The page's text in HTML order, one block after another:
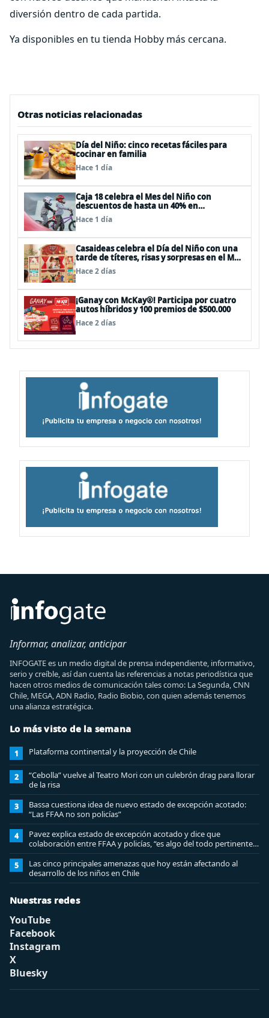
diversión dentro de cada partida.
Ya disponibles en tu tienda Hobby más cercana.
Otras noticias relacionadas
Día del Niño: cinco recetas fáciles para
cocinar en familia
Hace 1 día
Caja 18 celebra el Mes del Niño con
descuentos de hasta un 40% en
panoramas, cine, shows y streaming
Hace 1 día
Casaideas celebra el Día del Niño con una
tarde de títeres, risas y sorpresas en el Mall
Plaza Vespucio
Hace 2 días
¡Ganay con McKay®! Participa por cuatro
autos híbridos y 100 premios de $500.000
Hace 2 días
Informar, analizar, anticipar
INFOGATE es un medio digital de prensa independiente, informativo,
serio y creíble, así dan cuenta las referencias a notas periodística que
hacen otros medios de comunicación tales como: La Segunda, CNN
Chile, MEGA, ADN Radio, Radio Biobio, con quien además tenemos
una alianza estratégica.
Lo más visto de la semana
1 Plataforma continental y la proyección de Chile
2
“Cebolla” vuelve al Teatro Mori con un culebrón drag para llorar
de la risa
3
Bassa cuestiona idea de nuevo estado de excepción acotado:
“Las FFAA no son policías”
4
Pavez explica estado de excepción acotado y dice que
colaboración entre FFAA y policías, “es algo del todo pertinente
analizar”
5
Las cinco principales amenazas que hoy están afectando al
desarrollo de los niños en Chile
Nuestras redes
YouTube
Facebook
Instagram
X
Bluesky